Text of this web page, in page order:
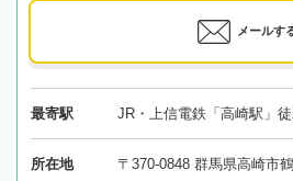
メールす
最寄駅 JR・上信電鉄「高崎駅」
所在地 〒370-0848 群馬県高崎市